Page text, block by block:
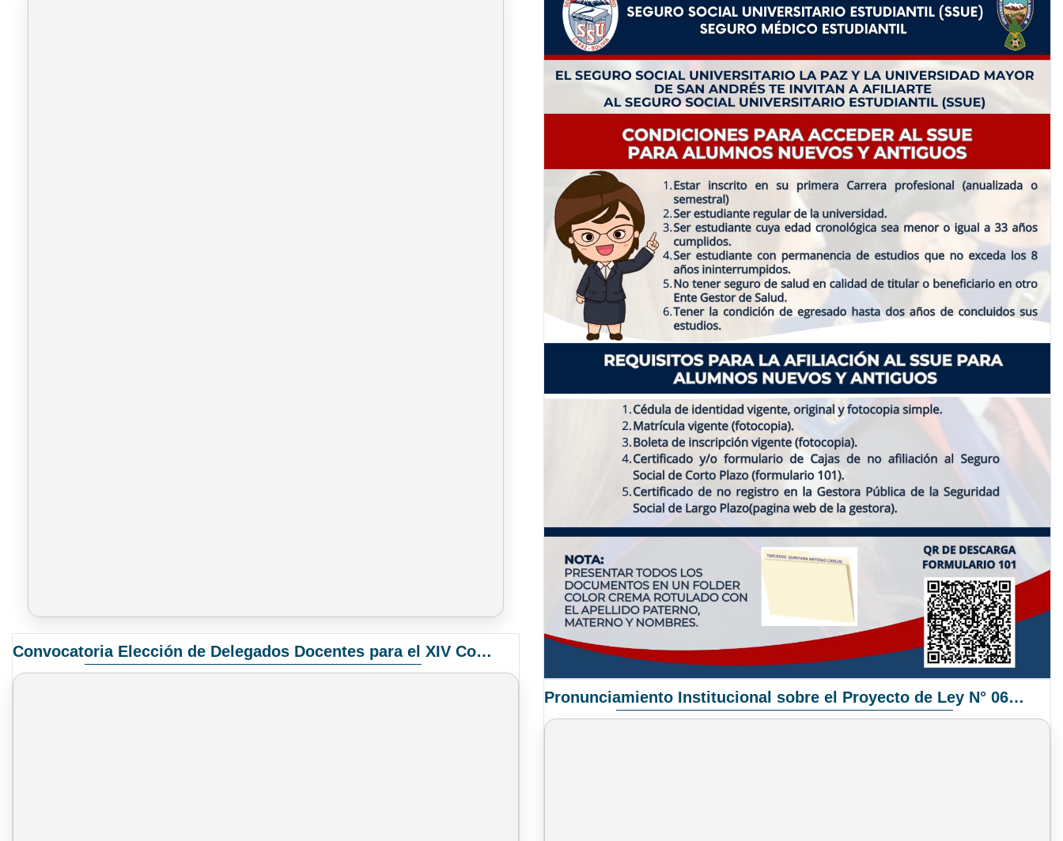
Convocatoria Elección de Delegados Docentes para el XIV Congreso Nacional de Universidades
Pronunciamiento Institucional sobre el Proyecto de Ley N° 068/2025-2026 C.S.